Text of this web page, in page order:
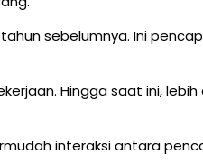
sebelumnya. Ini
Hingga saat ini,
interaksi antara